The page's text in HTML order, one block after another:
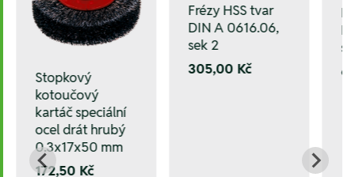
Stopkový
kotoučový
kartáč speciální
ocel drát hrubý
0.3x17x50 mm
172,50 Kč
Frézy HSS tvar
DIN A 0616.06,
sek 2
305,00 Kč